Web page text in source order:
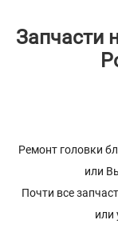
Запчасти
Ремонт головки
или
Почти все
или